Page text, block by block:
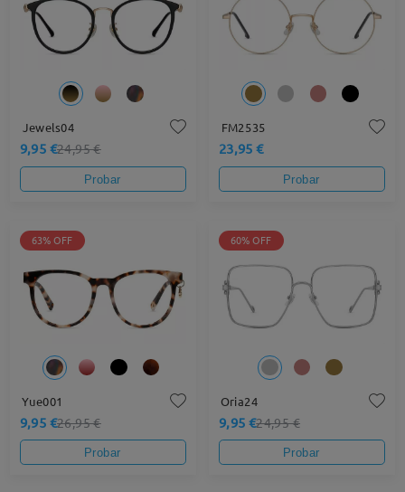
Jewels04
9,95 €24,95 €
Probar
FM2535
23,95 €
Probar
63% OFF
Yue001
9,95 €26,95 €
Probar
60% OFF
Oria24
9,95 €24,95 €
Probar